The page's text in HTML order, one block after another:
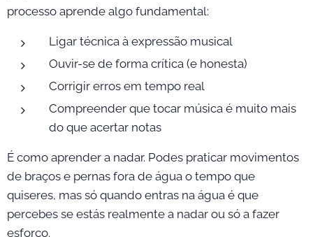
processo aprende algo fundamental:
Ligar técnica à expressão musical
Ouvir-se de forma crítica (e honesta)
Corrigir erros em tempo real
Compreender que tocar música é muito mais
do que acertar notas
É como aprender a nadar. Podes praticar movimentos
de braços e pernas fora de água o tempo que
quiseres, mas só quando entras na água é que
percebes se estás realmente a nadar ou só a fazer
esforço.